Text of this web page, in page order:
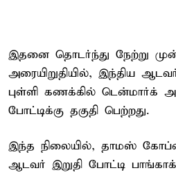
இதனை தொடர்ந்து நேற்று
அரையிறுதியில், இந்திய
புள்ளி கணக்கில் டென்மார்க்
போட்டிக்கு தகுதி பெற்றது.
இந்த நிலையில், தாமஸ்
ஆடவர் இறுதி போட்டி